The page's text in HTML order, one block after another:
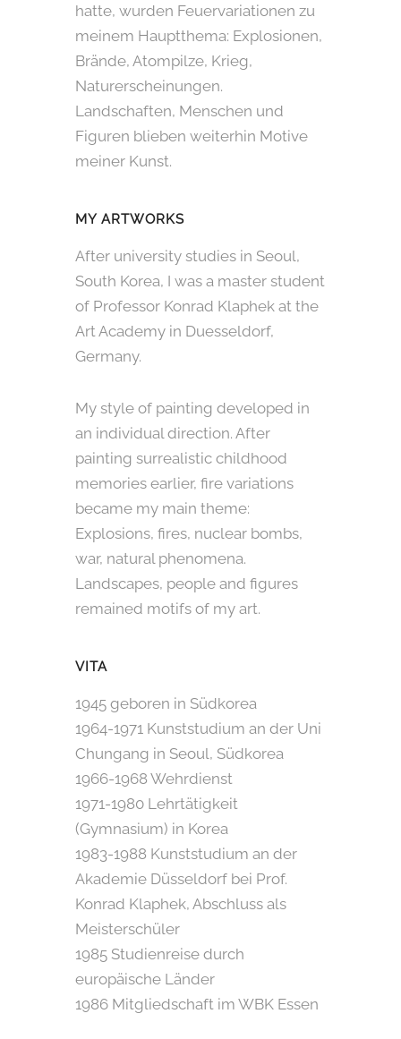
hatte, wurden Feuervariationen zu
meinem Hauptthema: Explosionen,
Brände, Atompilze, Krieg,
Naturerscheinungen.
Landschaften, Menschen und
Figuren blieben weiterhin Motive
meiner Kunst.
MY ARTWORKS
After university studies in Seoul,
South Korea, I was a master student
of Professor Konrad Klaphek at the
Art Academy in Duesseldorf,
Germany.
My style of painting developed in
an individual direction. After
painting surrealistic childhood
memories earlier, fire variations
became my main theme:
Explosions, fires, nuclear bombs,
war, natural phenomena.
Landscapes, people and figures
remained motifs of my art.
VITA
1945 geboren in Südkorea
1964-1971 Kunststudium an der Uni
Chungang in Seoul, Südkorea
1966-1968 Wehrdienst
1971-1980 Lehrtätigkeit
(Gymnasium) in Korea
1983-1988 Kunststudium an der
Akademie Düsseldorf bei Prof.
Konrad Klaphek, Abschluss als
Meisterschüler
1985 Studienreise durch
europäische Länder
1986 Mitgliedschaft im WBK Essen